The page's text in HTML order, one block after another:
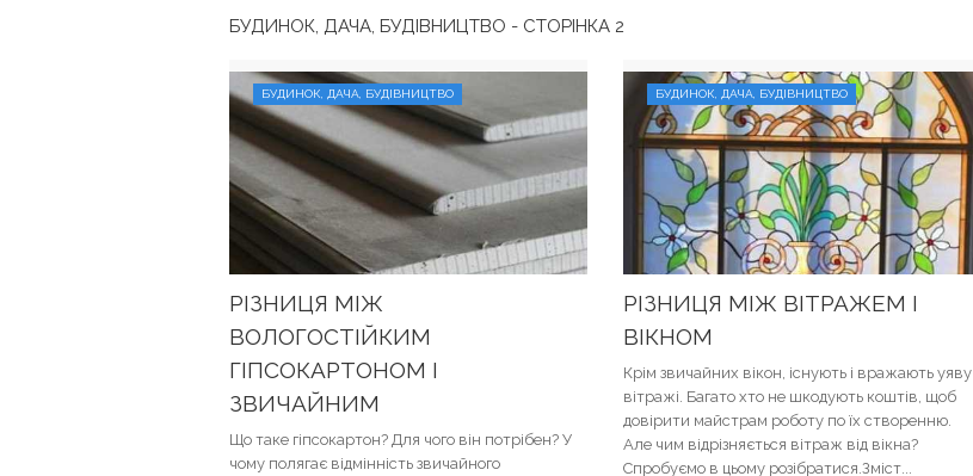
БУДИНОК, ДАЧА, БУДІВНИЦТВО - СТОРІНКА 2
БУДИНОК, ДАЧА, БУДІВНИЦТВО
РІЗНИЦЯ МІЖ
ВОЛОГОСТІЙКИМ
ГІПСОКАРТОНОМ І
ЗВИЧАЙНИМ
Що таке гіпсокартон? Для чого він потрібен? У
чому полягає відмінність звичайного
БУДИНОК, ДАЧА, БУДІВНИЦТВО
РІЗНИЦЯ МІЖ ВІТРАЖЕМ І
ВІКНОМ
Крім звичайних вікон, існують і вражають уяву
вітражі. Багато хто не шкодують коштів, щоб
довірити майстрам роботу по їх створенню.
Але чим відрізняється вітраж від вікна?
Спробуємо в цьому розібратися.Зміст...